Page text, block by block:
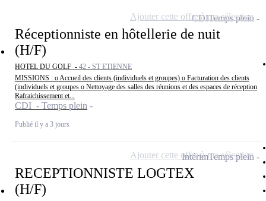
Réceptionniste en hôtellerie de nuit
(H/F)
HOTEL DU GOLF - 42 - ST ETIENNE
MISSIONS : o Accueil des clients (individuels et groupes) o Facturation des clients
(individuels et groupes o Nettoyage des salles des réunions et des espaces de réception
Rafraichissement et...
CDI - Temps plein
Publié il y a 3 jours
CDITemps plein
Ajouter cette offre à ma sélection
RECEPTIONNISTE LOGTEX
(H/F)
IntérimTemps plein
Ajouter cette offre à ma sélection